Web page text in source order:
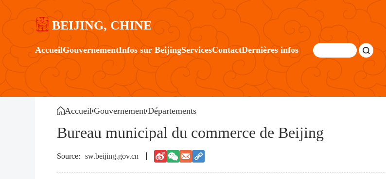
BEIJING, CHINE
AccueilGouvernementInfos sur BeijingServicesContactDernières infos
Accueil Gouvernement Départements
Bureau municipal du commerce de Beijing
sw.beijing.gov.cn